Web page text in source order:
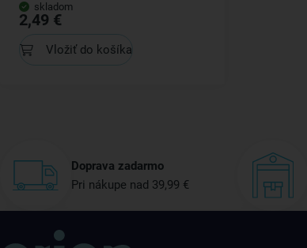
skladom
2,49 €
Vložiť do košíka
Doprava zadarmo
Pri nákupe nad 39,99 €